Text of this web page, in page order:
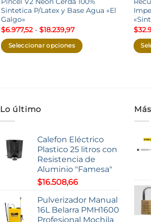
Sintetica P/Latex y Base Agua «El
Galgo»
$6.977,52 - $18.239,97Rango
precios:
desde
Seleccionar opciones
variantes.
Las
se
pueden
elegir
página
de
producto
$
Las
la
Lo último
Calefon Eléctrico
Plastico 25 litros con
Resistencia de
Aluminio "Famesa"
$16.508,66
Pulverizador Manual
16L Belarra PMH1600
Profesional Mochila